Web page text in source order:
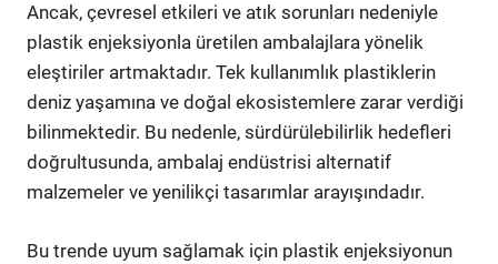
Ancak, çevresel etkileri ve atık sorunları nedeniyle
plastik enjeksiyonla üretilen ambalajlara yönelik
eleştiriler artmaktadır. Tek kullanımlık plastiklerin
deniz yaşamına ve doğal ekosistemlere zarar verdiği
bilinmektedir. Bu nedenle, sürdürülebilirlik hedefleri
doğrultusunda, ambalaj endüstrisi alternatif
malzemeler ve yenilikçi tasarımlar arayışındadır.
Bu trende uyum sağlamak için plastik enjeksiyonun